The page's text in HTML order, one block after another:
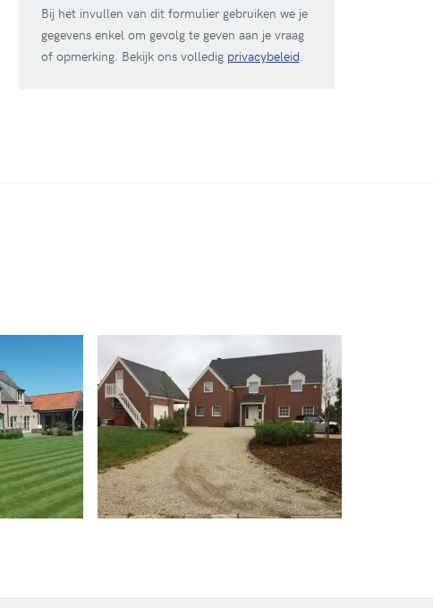
Bij het invullen van dit formulier gebruiken we je
gegevens enkel om gevolg te geven aan je vraag
of opmerking. Bekijk ons volledig privacybeleid.